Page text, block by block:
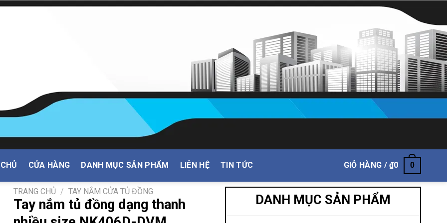
CỬA HÀNG DANH MỤC SẢN PHẨM LIÊN HỆ TIN TỨC GIỎ HÀNG /₫0 0
TRANG CHỦ / TAY NẮM CỬA TỦ ĐỒNG
Tay nắm tủ đồng dạng thanh
DANH MỤC SẢN PHẨM